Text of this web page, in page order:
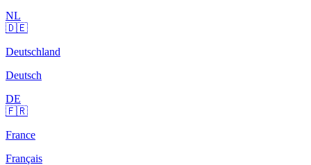
NL
🇩🇪
Deutschland
Deutsch
DE
🇫🇷
France
Français